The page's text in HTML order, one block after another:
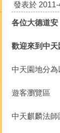
發表於
各位大德道安
歡迎來到中天
中天園地分
遊客瀏覽
中天麒麟法